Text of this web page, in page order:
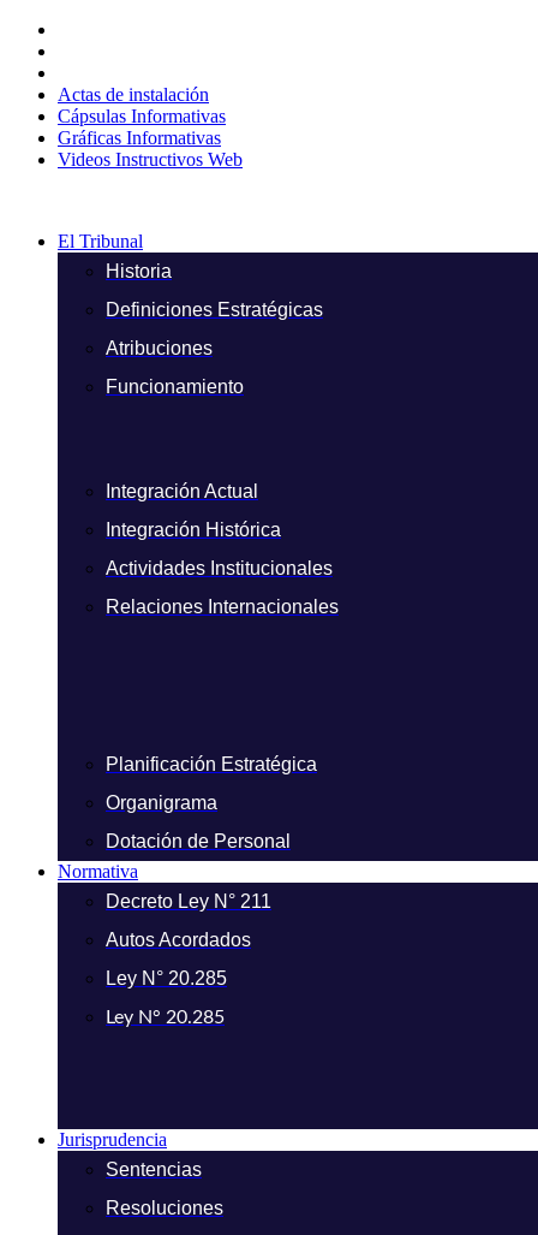
contenido
Actas de instalación
Cápsulas Informativas
Gráficas Informativas
Videos Instructivos Web
El Tribunal
Historia
Definiciones Estratégicas
Atribuciones
Funcionamiento
Integración Actual
Integración Histórica
Actividades Institucionales
Relaciones Internacionales
Planificación Estratégica
Organigrama
Dotación de Personal
Normativa
Decreto Ley N° 211
Autos Acordados
Ley N° 20.285
Ley N° 20.285
Jurisprudencia
Sentencias
Resoluciones